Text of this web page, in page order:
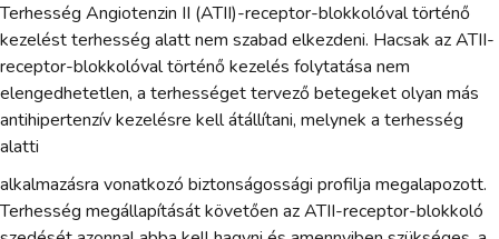
Terhesség Angiotenzin II (ATII)-receptor-blokkolóval történő
kezelést terhesség alatt nem szabad elkezdeni. Hacsak az ATII-
receptor-blokkolóval történő kezelés folytatása nem
elengedhetetlen, a terhességet tervező betegeket olyan más
antihipertenzív kezelésre kell átállítani, melynek a terhesség
alatti
alkalmazásra vonatkozó biztonságossági profilja megalapozott.
Terhesség megállapítását követően az ATII-receptor-blokkoló